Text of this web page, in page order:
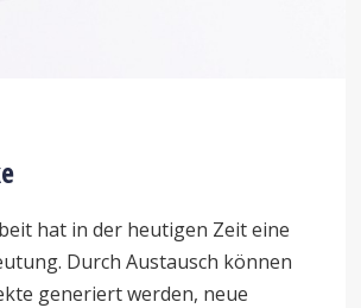
hat in der heutigen Zeit eine
Durch Austausch können
generiert werden, neue